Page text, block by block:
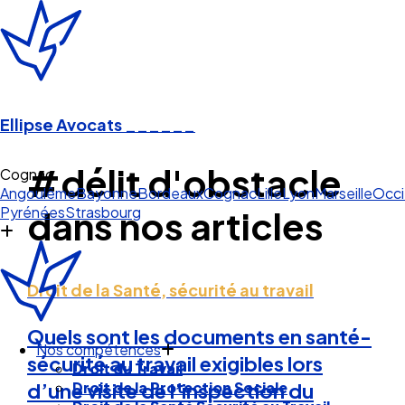
Ellipse Avocats
Cog
AngoulêmeBayonneBordeauxCognacLilleLyonMarseille
PyrénéesStrasbourg
Nos compétences
Droit du Travail
Droit de la Protection Sociale
#délit d'obstacle
dans nos articles
Droit de la Santé, sécurité au travail
Quels sont les documents en santé-
sécurité au travail exigibles lors
d’une visite de l’inspection du